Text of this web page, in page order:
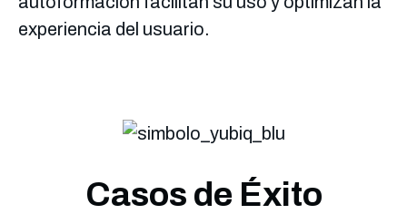
experiencia del usuario.
Casos de Éxito